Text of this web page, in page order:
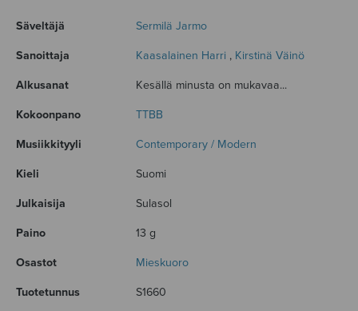
Säveltäjä Sermilä Jarmo
Sanoittaja Kaasalainen Harri , Kirstinä Väinö
Alkusanat Kesällä minusta on mukavaa...
Kokoonpano TTBB
Musiikkityyli Contemporary / Modern
Kieli Suomi
Julkaisija Sulasol
Paino 13 g
Osastot Mieskuoro
Tuotetunnus S1660